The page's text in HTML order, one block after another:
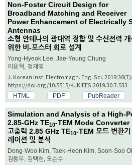
Non-Foster Circuit Design for
Broadband Matching and Receiver
Power Enhancement of Electrically
Antennas
소형 안테나의 광대역 정합 및 수신전력 개
위한 비-포스터 회로 설계
Yong-Hyeok Lee, Jae-Young Chung
이용혁, 정재영
J. Korean Inst. Electromagn. Eng. Sci.
https://doi.org/10.5515/KJKIEES.2019.30.7.533
HTML PDF PubReader
Simulation and Analysis of a High-
2.85-GHz TE10-TEM Mode Converter
고출력 2.85 GHz TE10-TEM 모드 변환기
레이션 및 분석
Dong-Woo Kim, Taek-Heon Kim, Soon-Soo
김동우, 김택헌, 오순수